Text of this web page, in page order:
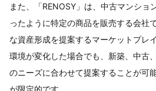
また、「RENOSY」は、中古マンショ
ったように特定の商品を販売する会社
な資産形成を提案するマーケットプレ
環境が変化した場合でも、新築、中古
のニーズに合わせて提案することが可
が限定的です。